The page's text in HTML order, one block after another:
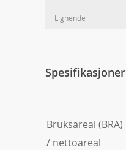
Lignende
Spesifikasjoner
Bruksareal (BRA)
/ nettoareal